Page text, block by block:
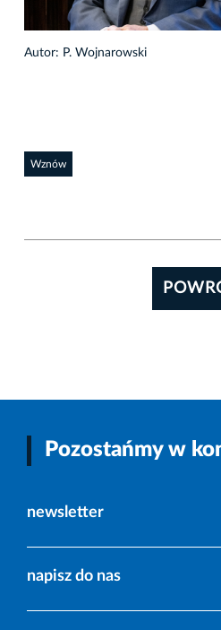
Autor: P. Wojnarowski
Wznów
Pozostańmy w
newsletter
napisz do nas